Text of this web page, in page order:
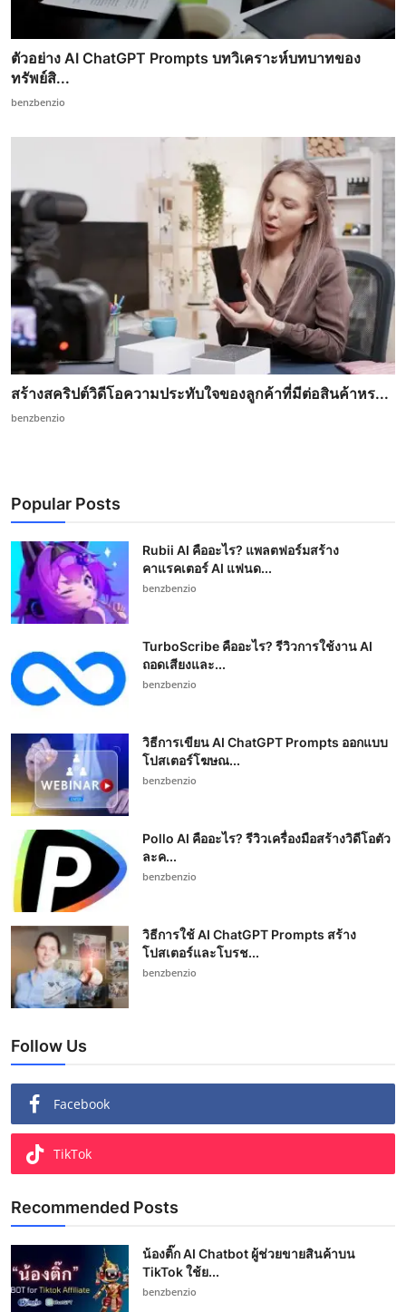
ตัวอย่าง AI ChatGPT Prompts บทวิเคราะห์บทบาทของ
ทรัพย์สิ...
benzbenzio
สร้างสคริปต์วิดีโอความประทับใจของลูกค้าที่มีต่อสินค้าหร...
benzbenzio
Popular Posts
Rubii AI คืออะไร? แพลตฟอร์มสร้าง
คาแรคเตอร์ AI แฟนด...
benzbenzio
TurboScribe คืออะไร? รีวิวการใช้งาน AI
ถอดเสียงและ...
benzbenzio
วิธีการเขียน AI ChatGPT Prompts ออกแบบ
โปสเตอร์โฆษณ...
benzbenzio
Pollo AI คืออะไร? รีวิวเครื่องมือสร้างวิดีโอตัว
ละค...
benzbenzio
วิธีการใช้ AI ChatGPT Prompts สร้าง
โปสเตอร์และโบรช...
benzbenzio
Follow Us
Facebook
TikTok
Recommended Posts
น้องติ๊ก AI Chatbot ผู้ช่วยขายสินค้าบน
TikTok ใช้ย...
benzbenzio